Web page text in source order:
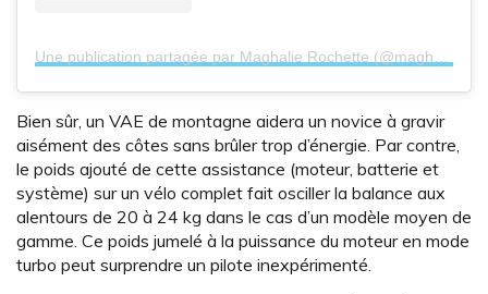
Bien sûr, un VAE de montagne aidera un novice à gravir
aisément des côtes sans brûler trop d’énergie. Par contre,
le poids ajouté de cette assistance (moteur, batterie et
système) sur un vélo complet fait osciller la balance aux
alentours de 20 à 24 kg dans le cas d’un modèle moyen de
gamme. Ce poids jumelé à la puissance du moteur en mode
turbo peut surprendre un pilote inexpérimenté.